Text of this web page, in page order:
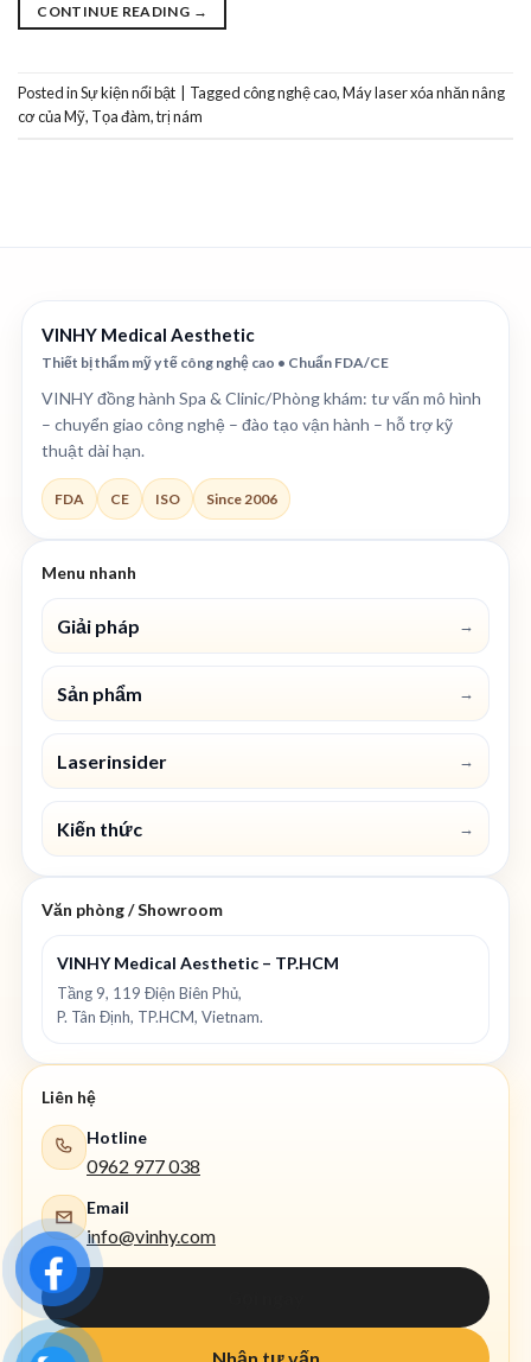
CONTINUE READING →
Posted inSự kiện nổi bật Taggedcông nghệ cao,Máy laser xóa nhăn nâng
cơ của Mỹ, Tọa đàm,trị nám
VINHY Medical Aesthetic
Thiết bị thẩm mỹ y tế công nghệ cao • Chuẩn FDA/CE
VINHY đồng hành Spa & Clinic/Phòng khám: tư vấn mô hình
– chuyển giao công nghệ – đào tạo vận hành – hỗ trợ kỹ
thuật dài hạn.
FDA CE ISO Since 2006
Menu nhanh
Giải pháp →
Sản phẩm →
Laserinsider →
Kiến thức →
Văn phòng / Showroom
VINHY Medical Aesthetic – TP.HCM
Tầng 9, 119 Điện Biên Phủ,
P. Tân Định, TP.HCM, Vietnam.
Liên hệ
Hotline
0962 977 038
Email
info@vinhy.com